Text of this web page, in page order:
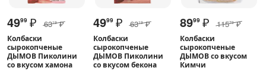
4999 ₽ 6319 ₽
Колбаски
сырокопченые
ДЫМОВ Пиколини
со вкусом хамона
4999 ₽ 6319 ₽
Колбаски
сырокопченые
ДЫМОВ Пиколини
со вкусом бекона
8999 ₽ 11579 ₽
Колбаски
сырокопченые
ДЫМОВ со вкусом
Кимчи